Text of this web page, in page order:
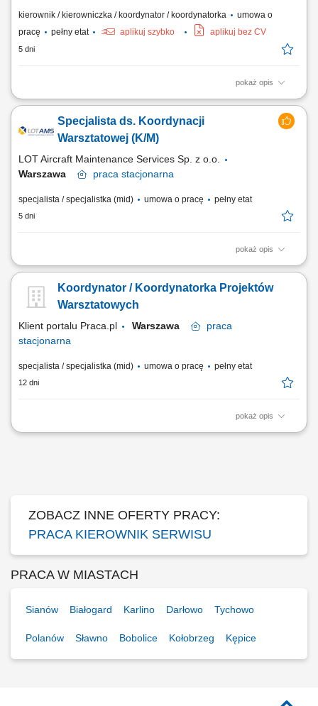
kierownik / kierowniczka / koordynator / koordynatorka
umowa o
pracę
pełny etat aplikuj szybko aplikuj bez CV
5 dni
pokaż opis
Obowiązki na stanowisku: Obsługa zgłoszeń serwisowych,
przyjmowanie, weryfikacja zasadności, rejestracja w systemie; Infolinia
techniczna – udzielanie wsparcia technicznego klientom, pracownikom
technicznym jak również podwykonawcom; Konfigurowanie urządzeń
Specjalista ds. Koordynacji
Warsztatowej (K/M)
LOT Aircraft Maintenance Services Sp. z o.o.
Warszawa
praca stacjonarna
specjalista / specjalistka (mid) umowa o pracę pełny etat
5 dni
pokaż opis
Obowiązki na stanowisku: Nadzór nad obiegiem części przekazanych
Kontrola terminowego przekazywania dokumentacji wykonawczej do
wykonawców oraz weryfikacja kompletności potwierdzeń i poświadczeń
Koordynator / Koordynatorka Projektów
Warsztatowych
Klient portalu Praca.pl Warszawa
praca
stacjonarna
specjalista / specjalistka (mid) umowa o pracę pełny etat
12 dni
pokaż opis
Monitorowanie i aktualizacja harmonogramów projektów obsługi
ZOBACZ INNE OFERTY PRACY:
PRACA KIEROWNIK SERWISU
PRACA W MIASTACH
Sianów Białogard Karlino Darłowo Tychowo
Polanów Sławno Bobolice Kołobrzeg Kępice